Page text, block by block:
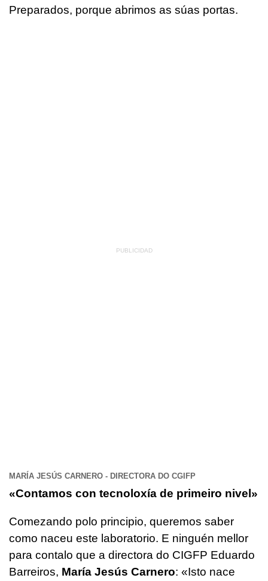
Preparados, porque abrimos as súas portas.
MARÍA JESÚS CARNERO - DIRECTORA DO CGIFP
«Contamos con tecnoloxía de primeiro nivel»
Comezando polo principio, queremos saber
como naceu este laboratorio. E ninguén mellor
para contalo que a directora do CIGFP Eduardo
Barreiros, María Jesús Carnero: «Isto nace